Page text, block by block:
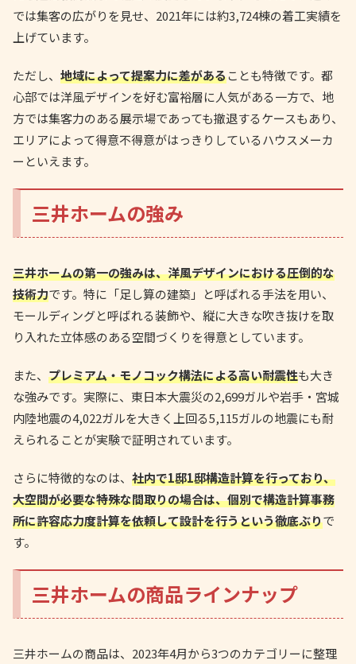
では集客の広がりを見せ、2021年には約3,724棟の着工実績を
上げています。
ただし、 地域によって提案力に差があることも特徴です。都
心部では洋風デザインを好む富裕層に人気がある一方で、地
方では集客力のある展示場であっても撤退するケースもあり、
エリアによって得意不得意がはっきりしているハウスメーカ
ーといえます。
三井ホームの強み
三井ホームの第一の強みは、洋風デザインにおける圧倒的な
技術力です。特に「足し算の建築」と呼ばれる手法を用い、
モールディングと呼ばれる装飾や、縦に大きな吹き抜けを取
り入れた立体感のある空間づくりを得意としています。
また、 プレミアム・モノコック構法による高い耐震性も大き
な強みです。実際に、東日本大震災の2,699ガルや岩手・宮城
内陸地震の4,022ガルを大きく上回る5,115ガルの地震にも耐
えられることが実験で証明されています。
さらに特徴的なのは、 社内で1邸1邸構造計算を行っており、
大空間が必要な特殊な間取りの場合は、個別で構造計算事務
所に許容応力度計算を依頼して設計を行うという徹底ぶりで
す。
三井ホームの商品ラインナップ
三井ホームの商品は、2023年4月から3つのカテゴリーに整理